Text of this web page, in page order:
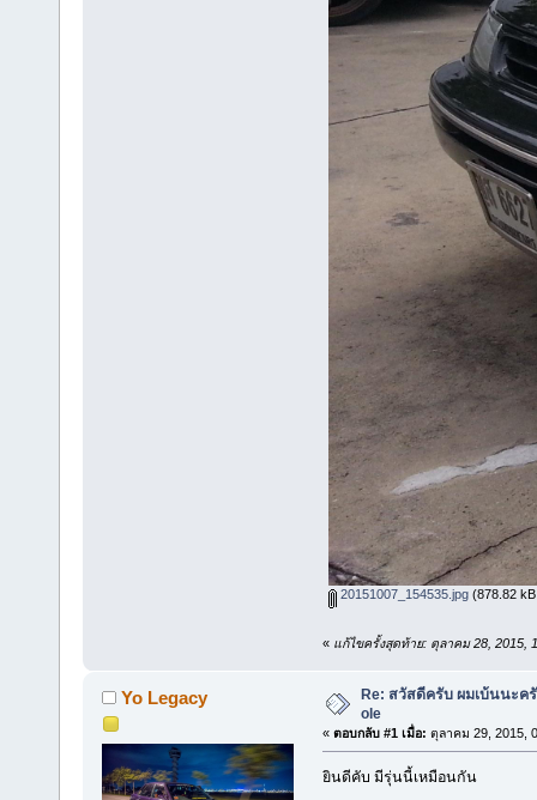
20151007_154535.jpg(878.82
« แก้ไขครั้งสุดท้าย: ตุลาคม 28, 2015,
Yo Legacy
Re: สวัสดีครับ ผมเบ้นนะค
ole
« ตอบกลับ #1 เมื่อ: ตุลาคม 29, 2015,
ยินดีคับ มีรุ่นนี้เหมือนกัน